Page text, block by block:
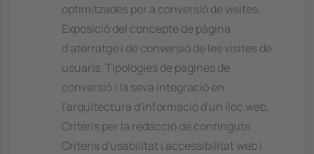
optimitzades per a conversió de visites.
Exposició del concepte de pàgina
d'aterratge i de conversió de les visites de
usuaris. Tipologies de pàgines de
conversió i la seva integració en
l'arquitectura d'informació d'un lloc web.
Criteris per la redacció de continguts.
Criteris d'usabilitat i accessibilitat web i